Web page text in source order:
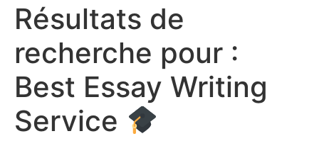
Résultats de
recherche pour :
Best Essay Writing
Service